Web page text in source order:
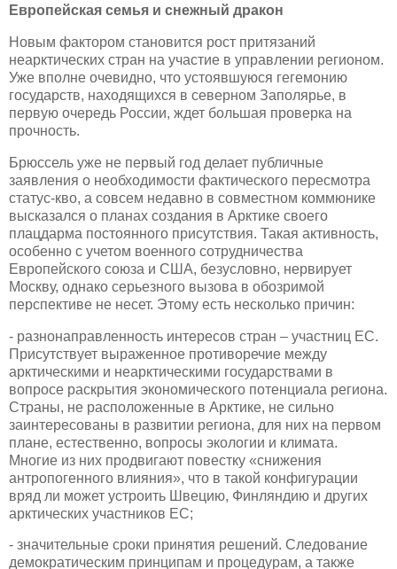
Европейская семья и снежный дракон
Новым фактором становится рост притязаний
неарктических стран на участие в управлении регионом.
Уже вполне очевидно, что устоявшуюся гегемонию
государств, находящихся в северном Заполярье, в
первую очередь России, ждет большая проверка на
прочность.
Брюссель уже не первый год делает публичные
заявления о необходимости фактического пересмотра
статус-кво, а совсем недавно в совместном коммюнике
высказался о планах создания в Арктике своего
плацдарма постоянного присутствия. Такая активность,
особенно с учетом военного сотрудничества
Европейского союза и США, безусловно, нервирует
Москву, однако серьезного вызова в обозримой
перспективе не несет. Этому есть несколько причин:
- разнонаправленность интересов стран – участниц ЕС.
Присутствует выраженное противоречие между
арктическими и неарктическими государствами в
вопросе раскрытия экономического потенциала региона.
Страны, не расположенные в Арктике, не сильно
заинтересованы в развитии региона, для них на первом
плане, естественно, вопросы экологии и климата.
Многие из них продвигают повестку «снижения
антропогенного влияния», что в такой конфигурации
вряд ли может устроить Швецию, Финляндию и других
арктических участников ЕС;
- значительные сроки принятия решений. Следование
демократическим принципам и процедурам, а также